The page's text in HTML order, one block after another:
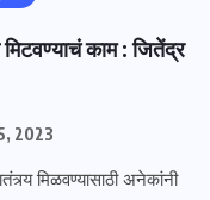
काम : जितेंद्र
2023
मिळवण्यासाठी अनेकांनी